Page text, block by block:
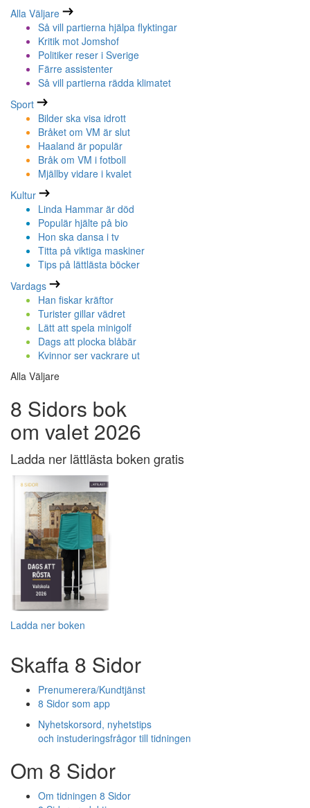
Alla Väljare
Så vill partierna hjälpa flyktingar
Kritik mot Jomshof
Politiker reser i Sverige
Färre assistenter
Så vill partierna rädda klimatet
Sport
Bilder ska visa idrott
Bråket om VM är slut
Haaland är populär
Bråk om VM i fotboll
Mjällby vidare i kvalet
Kultur
Linda Hammar är död
Populär hjälte på bio
Hon ska dansa i tv
Titta på viktiga maskiner
Tips på lättlästa böcker
Vardags
Han fiskar kräftor
Turister gillar vädret
Lätt att spela minigolf
Dags att plocka blåbär
Kvinnor ser vackrare ut
Alla Väljare
8 Sidors bok
om valet 2026
Ladda ner lättlästa boken gratis
Ladda ner boken
Skaffa 8 Sidor
Prenumerera/Kundtjänst
8 Sidor som app
Nyhetskorsord, nyhetstips
och instuderingsfrågor till tidningen
Om 8 Sidor
Om tidningen 8 Sidor